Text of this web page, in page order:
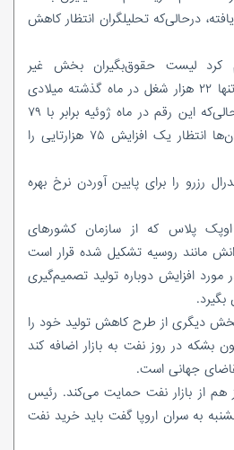
درحالی‌که تحلیلگران انتظار کاهش
کرد لیست حقوق‌بگیران بخش غیر
کشاورزی در این کشور تنها ۲۲ هزار شغل در ماه گذشته میلادی
افزایش داشته است، درحالی‌که این رقم در ماه ژوئیه برابر با ۷۹
هزار شغل بود. اقتصاددان‌ها انتظار یک افزایش ۷۵ هزارتایی را
رزرو را برای پایین آوردن نرخ بهره
اوپک پلاس که از سازمان کشورهای
مانند روسیه تشکیل شده قرار است
افزایش دوباره تولید تصمیم‌گیری
بگیرد.
بخش دیگری از طرح کاهش تولید خود را
و ۱.۶۵ میلیون بشکه در روز نفت به بازار اضافه کند
هم از بازار نفت حمایت می‌کند. رئیس
به سران اروپا گفت باید خرید نفت